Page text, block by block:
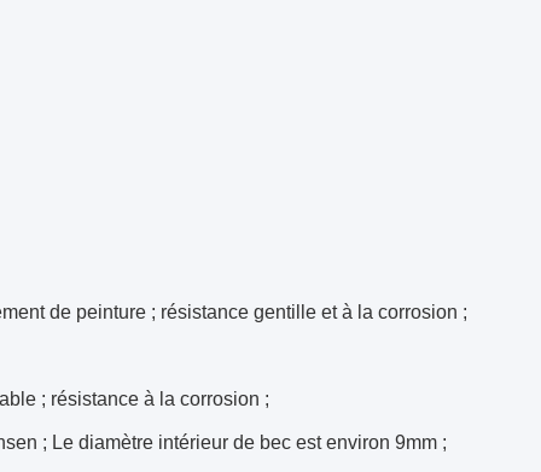
de peinture ; résistance gentille et à la corrosion ;
; résistance à la corrosion ;
; Le diamètre intérieur de bec est environ 9mm ;